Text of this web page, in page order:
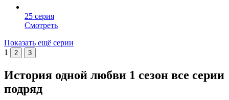
25 серия
Смотреть
Показать ещё серии
1
2 3
История одной любви 1 сезон все серии
подряд